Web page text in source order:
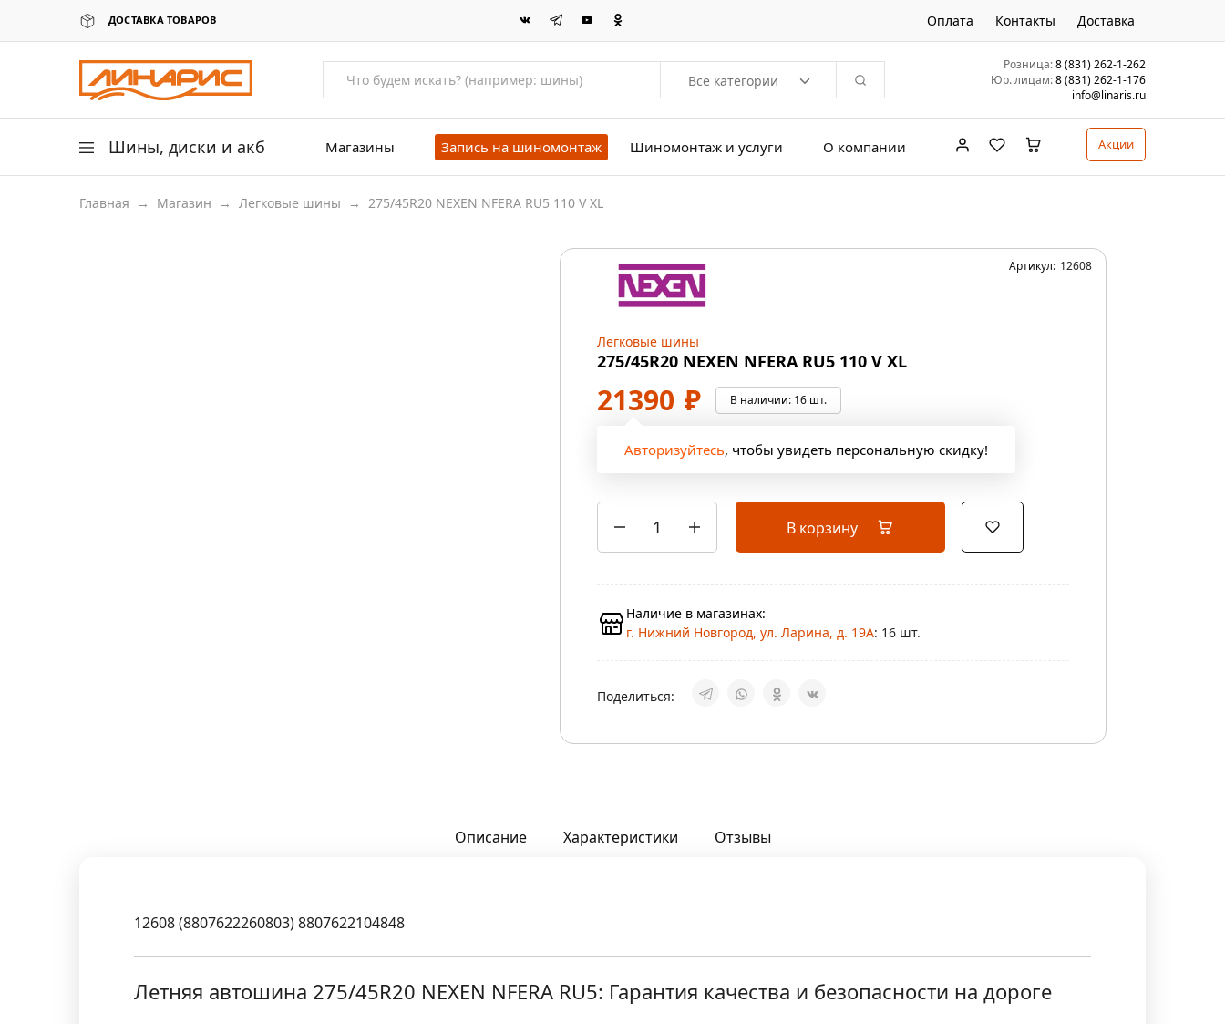
ДОСТАВКА ТОВАРОВ Оплата Контакты Доставка
Линарис
Продажа
шин,
дисков
аккумуляторов
Все категории
Розница:8 (831) 262-1-262
Юр. лицам:8 (831) 262-1-176
info@linaris.ru
Шины, диски и акб
Легковые шины
Магазины Запись на шиномонтаж Шиномонтаж и услуги О компании Акции
Главная → Магазин → Легковые шины → 275/45R20 NEXEN NFERA RU5 110 V XL
Легковые шины
275/45R20 NEXEN NFERA RU5 110 V XL
21390 ₽ В наличии:16 шт.
Авторизуйтесь, чтобы увидеть персональную скидку!
В корзину
Артикул: 12608
Наличие в магазинах:
г. Нижний Новгород, ул. Ларина, д. 19А: 16 шт.
Поделиться:
Описание Характеристики Отзывы
12608 (8807622260803) 8807622104848
Летняя автошина 275/45R20 NEXEN NFERA RU5: Гарантия качества и безопасности на дороге